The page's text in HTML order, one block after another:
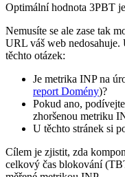
Optimální hodnota 3PBT
Nemusíte se ale zase tak
URL váš web
těchto otázek:
Je metrika INP na
report Domény)?
Pokud ano,
zhoršenou metriku
U těchto stránek si
Cílem je zjistit, zda
celkový čas blokování